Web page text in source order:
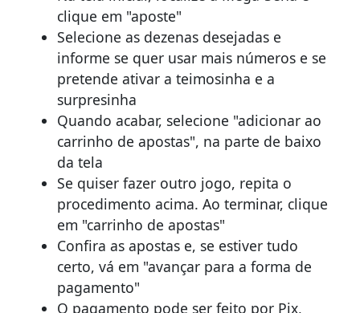
clique em "aposte"
Selecione as dezenas desejadas e
informe se quer usar mais números e se
pretende ativar a teimosinha e a
surpresinha
Quando acabar, selecione "adicionar ao
carrinho de apostas", na parte de baixo
da tela
Se quiser fazer outro jogo, repita o
procedimento acima. Ao terminar, clique
em "carrinho de apostas"
Confira as apostas e, se estiver tudo
certo, vá em "avançar para a forma de
pagamento"
O pagamento pode ser feito por Pix,